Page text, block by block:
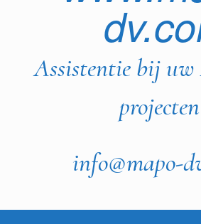
Assistentie bij
projecten
info@mapo-